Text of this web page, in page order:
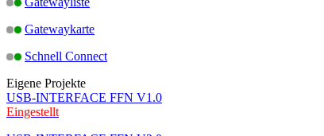
Gatewaykarte
Schnell Connect
Eigene Projekte
USB-INTERFACE FFN V1.0
Eingestellt